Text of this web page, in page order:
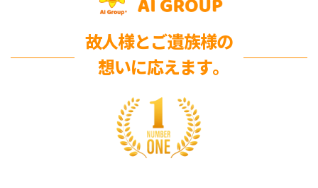
故人様とご遺族様の
想いに応えます｡